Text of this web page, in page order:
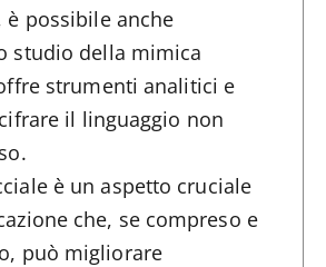
è possibile anche
studio della mimica
strumenti analitici e
il linguaggio non
è un aspetto cruciale
che, se compreso e
può migliorare